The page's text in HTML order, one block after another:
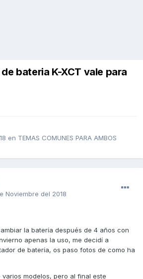
bateria K-XCT vale para
en TEMAS COMUNES PARA AMBOS
Noviembre del 2018
la batería después de 4 años con
apenas la uso, me decidí a
de batería, os paso fotos de como ha
modelos, pero al final este